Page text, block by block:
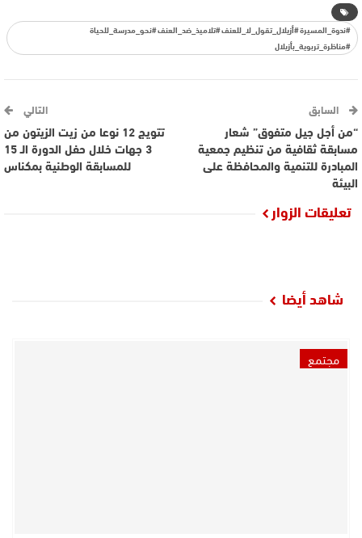
#ندوة_المسيرة #أزيلال_تقول_لا_للعنف #تلاميذ_ضد_العنف #نحو_مدرسة_للحياة
#مناظرة_تربوية_بأزيلال
السابق
“من أجل جيل متفوق” شعار
مسابقة ثقافية من تنظيم جمعية
المبادرة للتنمية والمحافظة على
البيئة
التالي
تتويج 12 نوعا من زيت الزيتون من
3 جهات خلال حفل الدورة الـ 15
للمسابقة الوطنية بمكناس
تعليقات الزوار
شاهد أيضا
مجتمع